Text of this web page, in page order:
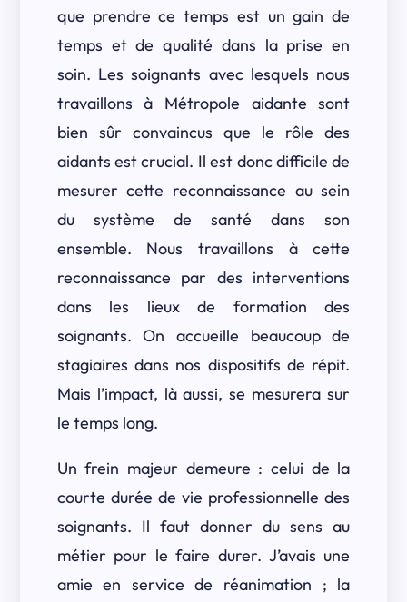
que prendre ce temps est un gain de
temps et de qualité dans la prise en
soin. Les soignants avec lesquels nous
travaillons à Métropole aidante sont
bien sûr convaincus que le rôle des
aidants est crucial. Il est donc difficile de
mesurer cette reconnaissance au sein
du système de santé dans son
ensemble. Nous travaillons à cette
reconnaissance par des interventions
dans les lieux de formation des
soignants. On accueille beaucoup de
stagiaires dans nos dispositifs de répit.
Mais l’impact, là aussi, se mesurera sur
le temps long.
Un frein majeur demeure : celui de la
courte durée de vie professionnelle des
soignants. Il faut donner du sens au
métier pour le faire durer. J’avais une
amie en service de réanimation ; la